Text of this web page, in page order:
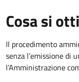
Cosa si
Il procedimento
senza l’emissione di
l’Amministrazione